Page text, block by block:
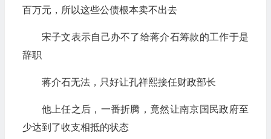
百万元，所以这些公债根本卖不出去
宋子文表示自己办不了给蒋介石筹款的工作于是
辞职
蒋介石无法，只好让孔祥熙接任财政部长
他上任之后，一番折腾，竟然让南京国民政府至
少达到了收支相抵的状态